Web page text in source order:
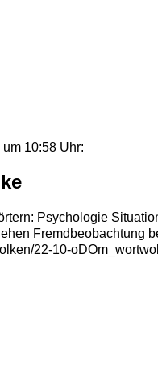
10:58 Uhr:
Psychologie
Fremdbeobachtung
22-10-